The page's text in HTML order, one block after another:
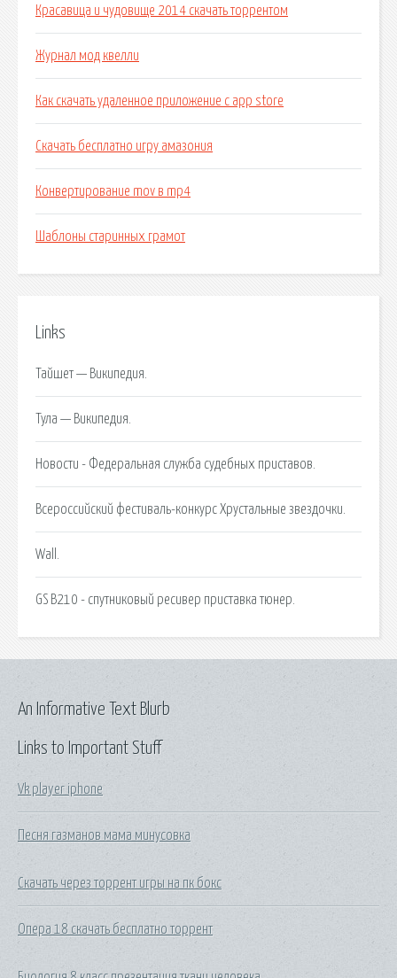
Красавица и чудовище 2014 скачать торрентом
Журнал мод квелли
Как скачать удаленное приложение с app store
Скачать бесплатно игру амазония
Конвертирование mov в mp4
Шаблоны старинных грамот
Links
Тайшет — Википедия.
Тула — Википедия.
Новости - Федеральная служба судебных приставов.
Всероссийский фестиваль-конкурс Хрустальные звездочки.
Wall.
GS B210 - спутниковый ресивер приставка тюнер.
Links to Important Stuff
Vk player iphone
Песня газманов мама минусовка
Скачать через торрент игры на пк бокс
Опера 18 скачать бесплатно торрент
An Informative Text Blurb